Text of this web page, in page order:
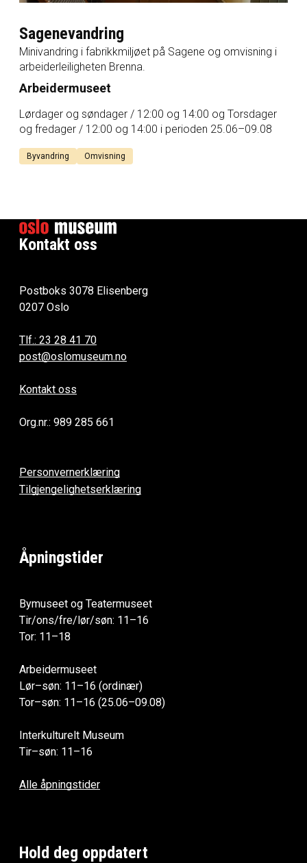
Sagenevandring
Minivandring i fabrikkmiljøet på Sagene og omvisning i
arbeiderleiligheten Brenna.
Arbeidermuseet
Lørdager og søndager / 12:00 og 14:00 og Torsdager
og fredager / 12:00 og 14:00 i perioden 25.06–09.08
Byvandring Omvisning
Kontakt oss
Postboks 3078 Elisenberg
0207 Oslo
Tlf.: 23 28 41 70
post@oslomuseum.no
Kontakt oss
Org.nr.: 989 285 661
Personvernerklæring
Tilgjengelighetserklæring
Åpningstider
Bymuseet og Teatermuseet
Tir/ons/fre/lør/søn: 11–16
Tor: 11–18
Arbeidermuseet
Lør–søn: 11–16 (ordinær)
Tor–søn: 11–16 (25.06–09.08)
Interkulturelt Museum
Tir–søn: 11–16
Alle åpningstider
Hold deg oppdatert